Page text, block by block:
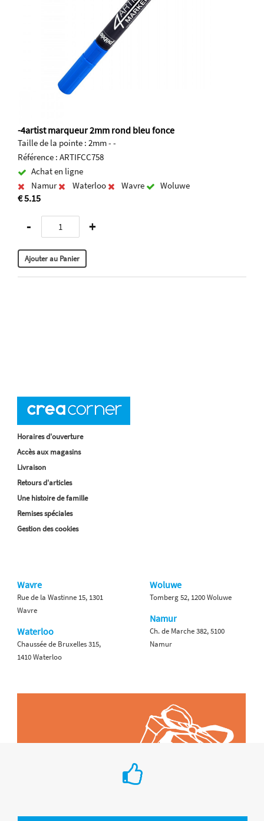
-4artist marqueur 2mm rond bleu fonce
Taille de la pointe : 2mm - -
Référence : ARTIFCC758
Achat en ligne
Namur
Waterloo Wavre Woluwe
€ 5.15
- +
Horaires d'ouverture
Accès aux magasins
Livraison
Retours d'articles
Une histoire de famille
Remises spéciales
Gestion des cookies
Wavre
Rue de la Wastinne 15, 1301
Wavre
Waterloo
Chaussée de Bruxelles 315,
1410 Waterloo
Woluwe
Tomberg 52, 1200 Woluwe
Namur
Ch. de Marche 382, 5100
Namur